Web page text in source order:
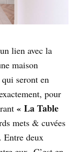
lien avec la
maison
seront en
pour
« La Table
mets & cuvées
Entre deux